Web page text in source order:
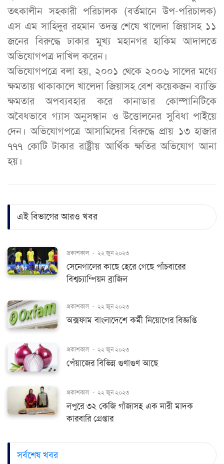
তৎকালীন সহকারী পরিচালক (বর্তমানে উপ-পরিচালক)
এস এম সাহিদুর রহমান তদন্ত শেষে খালেদা জিয়াসহ ১১
জনের বিরুদ্ধে ঢাকার মুখ্য মহানগর হাকিম আদালতে
অভিযোগপত্র দাখিল করেন।
অভিযোগপত্রে বলা হয়, ২০০১ থেকে ২০০৬ সালের মধ্যে
ক্ষমতায় থাকাকালে খালেদা জিয়াসহ বেশ কয়েকজন ব্যাক্তি
ক্ষমতার অপব্যবহার করে কানাডার কোম্পানিটিকে
অবৈধভাবে গ্যাস অনুসন্ধান ও উত্তোলনের সুবিধা পাইয়ে
দেন। অভিযোগপত্রে আসামিদের বিরুদ্ধে প্রায় ১৩ হাজার
৭৭৭ কোটি টাকার রাষ্ট্রীয় আর্থিক ক্ষতির অভিযোগ আনা
হয়।
এই বিভাগের আরও খবর
প্রকাশকাল - ২২ জুন ২০২৩
সেনেগালের কাছে হেরে গেছে পাঁচবারের
বিশ্বচ্যাম্পিয়ন ব্রাজিল
প্রকাশকাল - ২২ জুন ২০২৩
অক্সফাম বাংলাদেশে কর্মী নিয়োগের বিজ্ঞপ্তি
প্রকাশকাল - ২২ জুন ২০২৩
পেঁয়াজের বিভিন্ন গুণাগুণ আছে
প্রকাশকাল - ২২ জুন ২০২৩
লপুরে ৩২ কেজি গাঁজাসহ এক নারী মাদক
কারবারি গ্রেপ্তার
সর্বশেষ খবর